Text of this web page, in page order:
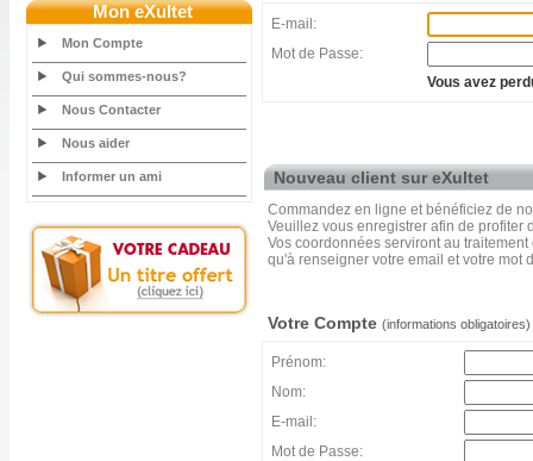
Mon eXultet
Mon Compte
Qui sommes-nous?
Nous Contacter
Nous aider
Informer un ami
E-mail:
Mot de Passe:
Vous avez
Nouveau client sur eXultet
Commandez en ligne et bénéficiez de
Veuillez vous enregistrer afin de profiter
Vos coordonnées serviront au
qu'à renseigner votre email et votre mot
Votre Compte (informations obligatoires)
Prénom:
Nom:
E-mail:
Mot de Passe: